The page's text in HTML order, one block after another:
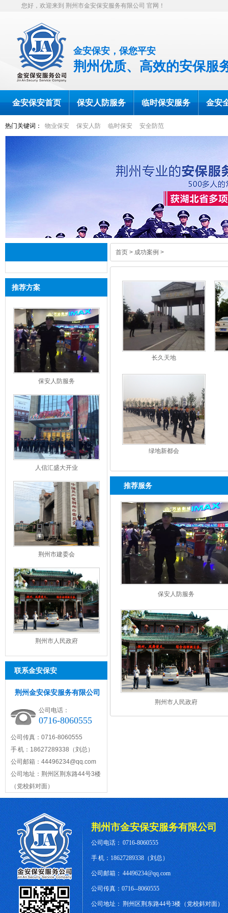
您好，欢迎来到 荆州市金安保安服务有限公司 官网！
金安保安，保您平安
荆州优质、高效的安保服
金安保安首页 保安人防服务 临时保安服务 金安
人才招聘 联系我们
热门关键词： 物业保安 保安人防 临时保安 安全防范
推荐方案
保安人防服务
人信汇盛大开业
荆州市建委会
荆州市人民政府
联系金安保安
荆州金安保安服务有限公司
公司电话：
0716-8060555
公司传真：0716-8060555
手 机：18627289338（刘总）
公司邮箱：44496234@qq.com
公司地址：荆州区荆东路44号3楼
（党校斜对面）
首页 > 成功案例 >
长久天地
绿地新都会
推荐服务
保安人防服务
荆州市人民政府
荆州市金安保安服务有限公司
公司电话：0716-8060555
手 机：18627289338（刘总）
公司邮箱：44496234@qq.com
公司传真：0716--8060555
公司地址：荆州区荆东路44号3楼（党校斜对面）